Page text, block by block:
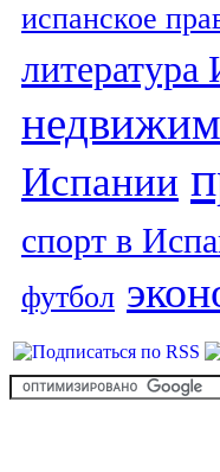
испанское
литература
Испании
спорт в
футбол